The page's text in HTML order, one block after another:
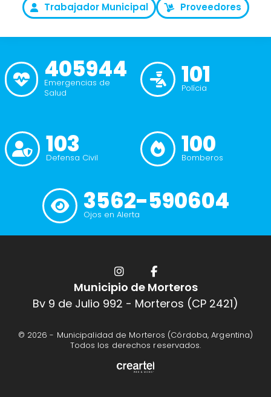
Trabajador Municipal Proveedores
405944
Emergencias de
Salud
101
Polícia
103
Defensa Civil 100
Bomberos
3562-590604
Ojos en Alerta
Municipio de Morteros
Bv 9 de Julio 992 - Morteros (CP 2421)
© 2026 - Municipalidad de Morteros (Córdoba, Argentina)
Todos los derechos reservados.